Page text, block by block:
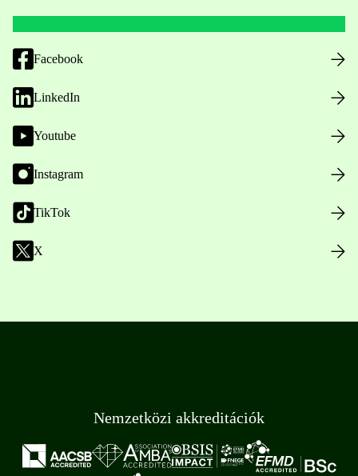
Facebook
LinkedIn
Youtube
Instagram
TikTok
X
Nemzetközi akkreditációk